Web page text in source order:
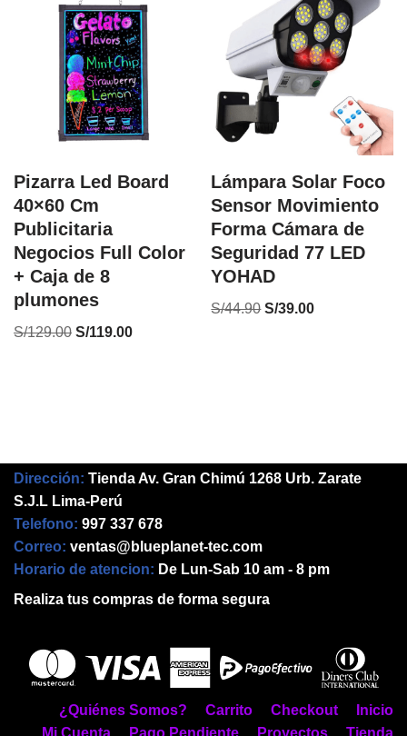
Pizarra Led Board
40×60 Cm
Publicitaria
Negocios Full Color
+ Caja de 8
plumones
S/129.00 S/119.00
Lámpara Solar Foco
Sensor Movimiento
Forma Cámara de
Seguridad 77 LED
YOHAD
S/44.90 S/39.00
Dirección: Tienda Av. Gran Chimú 1268 Urb. Zarate
S.J.L Lima-Perú
Telefono: 997 337 678
Correo: ventas@blueplanet-tec.com
Horario de atencion: De Lun-Sab 10 am - 8 pm
Realiza tus compras de forma segura
¿Quiénes Somos? Carrito Checkout
Inicio
Mi Cuenta
Pago Pendiente Proyectos Tienda